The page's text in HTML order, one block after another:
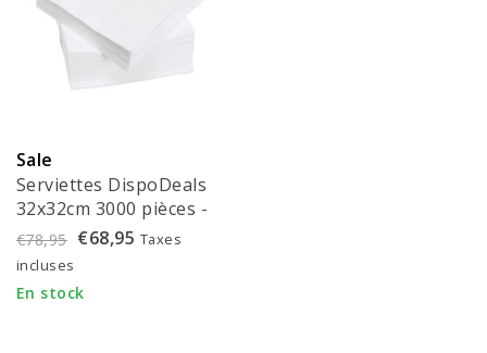
Sale
Serviettes DispoDeals
32x32cm 3000 pièces -
158030
€78,95 €68,95 Taxes
incluses
En stock